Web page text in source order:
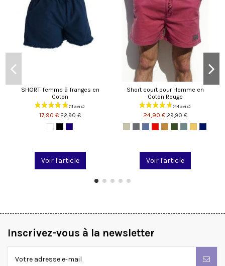
SHORT femme à franges en
Coton
17,90 €22,90 €
Voir l'article
Short court pour Homme en
Coton Rouge
24,90 €29,90 €
Voir l'article
Inscrivez-vous à la newsletter